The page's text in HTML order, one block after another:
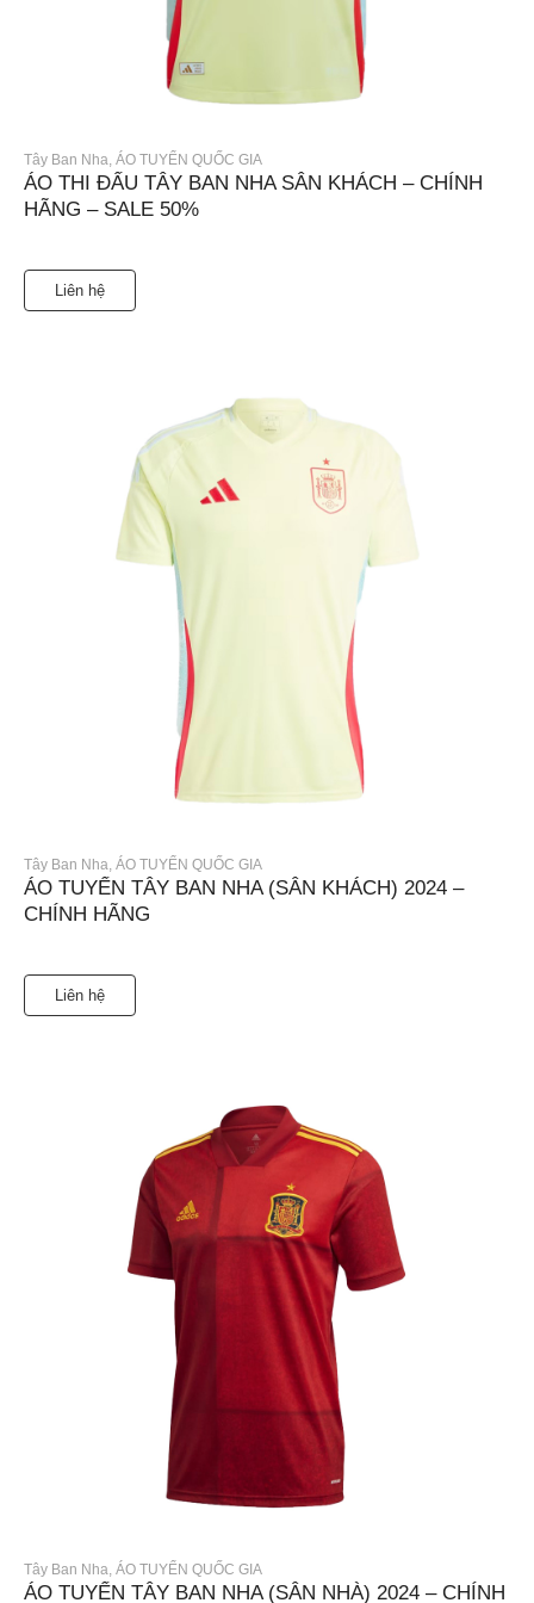
Tây Ban Nha, ÁO TUYỂN QUỐC GIA
ÁO THI ĐẤU TÂY BAN NHA SÂN KHÁCH – CHÍNH
HÃNG – SALE 50%
Liên hệ
Tây Ban Nha, ÁO TUYỂN QUỐC GIA
ÁO TUYỂN TÂY BAN NHA (SÂN KHÁCH) 2024 –
CHÍNH HÃNG
Liên hệ
Tây Ban Nha, ÁO TUYỂN QUỐC GIA
ÁO TUYỂN TÂY BAN NHA (SÂN NHÀ) 2024 – CHÍNH